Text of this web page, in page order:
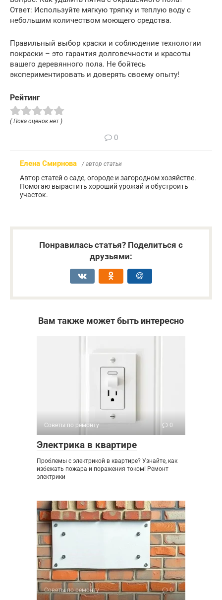
Ответ: Используйте мягкую тряпку и теплую воду с
небольшим количеством моющего средства.
Правильный выбор краски и соблюдение технологии
покраски – это гарантия долговечности и красоты
вашего деревянного пола. Не бойтесь
экспериментировать и доверять своему опыту!
Рейтинг
( Пока оценок нет )
0
Елена Смирнова / автор статьи
Автор статей о саде, огороде и загородном хозяйстве.
Помогаю вырастить хороший урожай и обустроить
участок.
Понравилась статья? Поделиться с
друзьями:
Вам также может быть интересно
Советы по ремонту 0
Электрика в квартире
Проблемы с электрикой в квартире? Узнайте, как
избежать пожара и поражения током! Ремонт
электрики
Советы по ремонту 0